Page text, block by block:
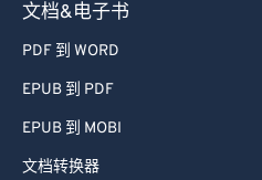
文档&电子书
PDF 到 WORD
EPUB 到 PDF
EPUB 到 MOBI
文档转换器